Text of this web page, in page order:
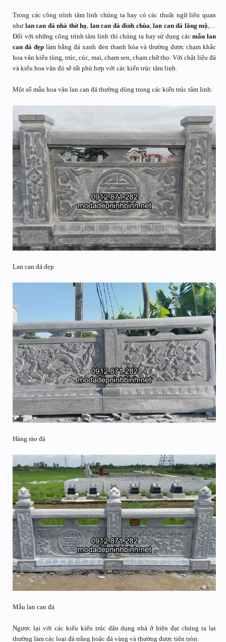
Trong các công trình tâm linh chúng ta hay có các thuật ngữ liên quan
như lan can đá nhà thờ họ lan can đá đình chùa lan can đá lăng mộ
Đối với những công trình tâm linh thì chúng ta hay sử dụng cácmẫu lan
can đá đẹp làm bằng đá xanh đen thanh hóa và thường được chạm khắc
hoa văn kiểu tùng, trúc, cúc, mai, chạm sen, chạm chữ thọ. Với chật liệu đá
và kiểu hoa văn đó sẽ rất phù hợp với các kiến trúc tâm linh.
Một số mẫu hoa văn lan can đá thường dùng trong các kiến trúc tâm linh:
Lan can đá đẹp
Hàng rào đá
Mẫu lan can đá
Ngược lại với các kiểu kiến trúc dân dụng nhà ở hiện đại chúng ta lại
thường làm các loại đá trắng hoặc đá vàng và thường được tiện tròn.